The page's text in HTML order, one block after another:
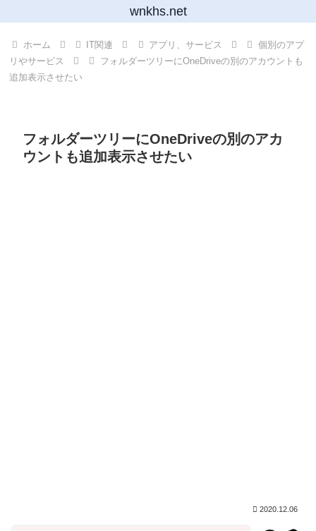
wnkhs.net
ホーム IT関連 アプリ、サービス
個別のアプ
リやサービス
フォルダーツリーにOneDriveの別のアカウントも
追加表示させたい
フォルダーツリーにOneDriveの別のアカ
ウントも追加表示させたい
2020.12.06